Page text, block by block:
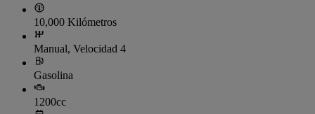
10,000 Kilómetros
Manual, Velocidad 4
Gasolina
1200cc